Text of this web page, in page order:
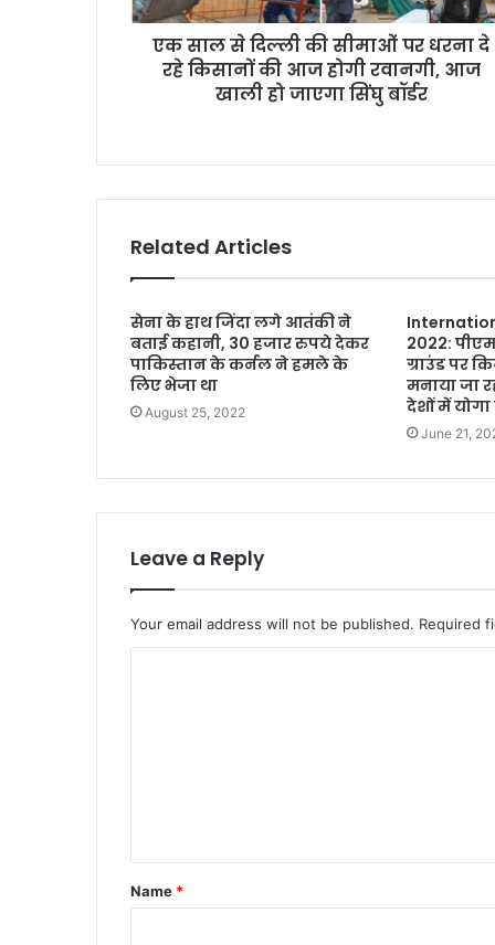
d
r
एक साल से दिल्ली की सीमाओं पर धरना दे
रहे किसानों की आज होगी रवानगी, आज
खाली हो जाएगा सिंघु बॉर्डर
Related Articles
सेना के हाथ जिंदा लगे आतंकी ने
बताई कहानी, 30 हजार रुपये देकर
पाकिस्तान के कर्नल ने हमले के
लिए भेजा था
August 25, 2022
2022:
ग्राउंड पर
मनाया जा
देशों में योगा
June 21,
Leave a Reply
Your email address will not be published. Required
t
*
Name *